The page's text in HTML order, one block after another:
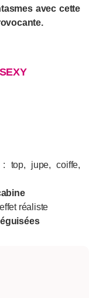
avec cette
: top, jupe, coiffe,
réaliste